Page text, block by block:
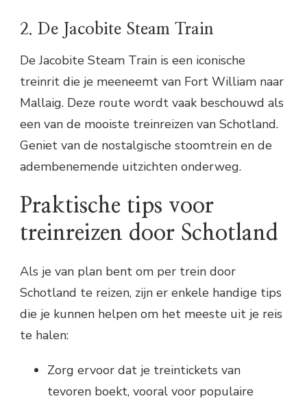
2. De Jacobite Steam Train
De Jacobite Steam Train is een iconische
treinrit die je meeneemt van Fort William naar
Mallaig. Deze route wordt vaak beschouwd als
een van de mooiste treinreizen van Schotland.
Geniet van de nostalgische stoomtrein en de
adembenemende uitzichten onderweg.
Praktische tips voor
treinreizen door Schotland
Als je van plan bent om per trein door
Schotland te reizen, zijn er enkele handige tips
die je kunnen helpen om het meeste uit je reis
te halen:
Zorg ervoor dat je treintickets van
tevoren boekt, vooral voor populaire